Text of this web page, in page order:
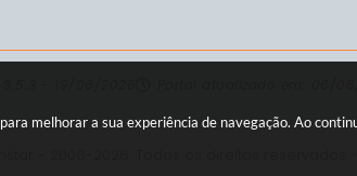
melhorar a sua experiência de navegação. Ao